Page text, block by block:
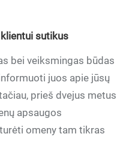
sutikus
bei veiksmingas būdas
juos apie jūsų
prieš dvejus metus
apsaugos
omeny tam tikras